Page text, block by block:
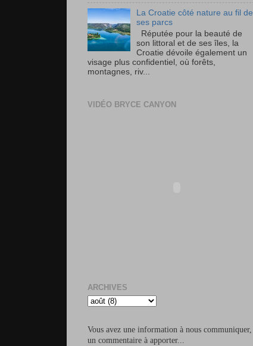
La Croatie côté nature au fil de
ses parcs
Réputée pour la beauté de
son littoral et de ses îles, la
Croatie dévoile également un
visage plus confidentiel, où forêts,
montagnes, riv...
VIDÉO BRYCE CANYON
ARCHIVES
Vous avez une information à nous communiquer,
un commentaire à apporter...